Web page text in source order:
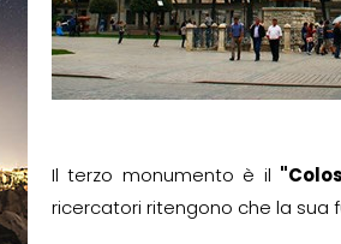
Il terzo monumento è il
ricercatori ritengono che la sua